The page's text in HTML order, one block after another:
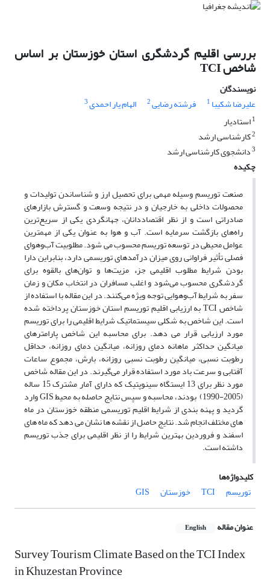
بررسی اقلیم گردشگری استان خوزستان بر اساس
شاخص TCI
نویسندگان
علیرضا شکیبا 1 فرشته رضایی2 الهام یار احمدی3
1استادیار
2کارشناسی ارشد
3دانشجوی کارشناسی ارشد
چکیده
صنعت توریسم وسیله مهمی برای تحصیل ارز و شناساندن تولیدات و
محصولات داخلی به خارجیان و در نتیجه وسعت و گسترش بازارهای
صادراتی است و از نظر اقتصاددانان، جهانگردی یکی از سریع‌ترین
راه‌های بازگشت سرمایه است. آب و هوا به عنوان یکی از مهمترین
عوامل محیطی در توسعه توریسم محسوب می شود. مطلوبیت آب‌وهوای
فصلی تأثیر فراوانی روی میزان درآمدهای توریسمی دارد، بنابراین دارا
بودن شرایط مطلوب اقلیمی جزء مزیت‌ها و توان‌های بالقوه برای
گردشگری محسوب می‌شود و اغلب مسافران در انتخاب مکان و زمان
سفر به شرایط آب‌وهوایی توجه ویژه می‌کنند. در این مقاله با استفاده از
شاخص TCI به ارزیابی اقلیم توریسم استان خوزستان پرداخته شده
است. این شاخص به شکلی سیستماتیک شرایط اقلیمی را برای توریسم
مورد ارزیابی قرار می دهد. برای محاسبه این شاخص پارامترهای
میانگین حداکثر ماهانه دمای روزانه، میانگین دمای روزانه، حداقل
رطوبت نسبی، میانگین رطوبت نسبی روزانه، بارش، مجموع ساعات
آفتابی و سرعت باد مورد استفاده قرار می‌گیرند. در این مقاله شاخص
مورد نظر برای 13 ایستگاه سینوپتیک که دارای آمار مشترک 15 ساله
(2005-1990) بودند، محاسبه و سپس نتایج حاصله به محیط GIS وارد
گردید و پهنه بندی از شرایط اقلیم توریسمی منطقه خوزستان در ماه
های مختلف انجام شد. نتایج حاصل از نقشه ها نشان می دهد که ماه های
اسفند و فروردین بهترین شرایط را از نظر اقلیمی برای جذب توریسم
داشته است.
کلیدواژه‌ها
توریسم
TCI خوزستان GIS
عنوان مقاله English
Survey Tourism Climate Based on the TCI Index
in Khuzestan Province